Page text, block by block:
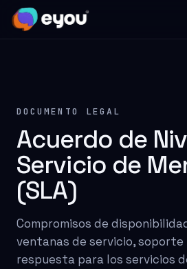
DOCUMENTO LEGAL
Acuerdo de
Servicio de
(SLA)
Compromisos de
ventanas de servicio, soporte
respuesta para los servicios